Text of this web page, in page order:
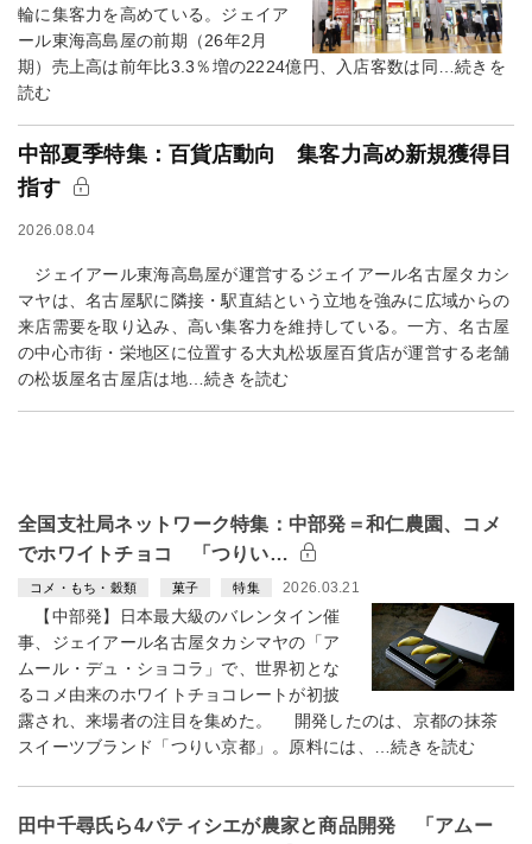
輪に集客力を高めている。ジェイア
ール東海高島屋の前期（26年2月
期）売上高は前年比3.3％増の2224億円、入店客数は同…続きを
読む
中部夏季特集：百貨店動向 集客力高め新規獲得目
指す
2026.08.04
ジェイアール東海高島屋が運営するジェイアール名古屋タカシ
マヤは、名古屋駅に隣接・駅直結という立地を強みに広域からの
来店需要を取り込み、高い集客力を維持している。一方、名古屋
の中心市街・栄地区に位置する大丸松坂屋百貨店が運営する老舗
の松坂屋名古屋店は地…続きを読む
全国支社局ネットワーク特集：中部発＝和仁農園、コメ
でホワイトチョコ 「つりい…
コメ・もち・穀類 菓子 特集 2026.03.21
【中部発】日本最大級のバレンタイン催
事、ジェイアール名古屋タカシマヤの「ア
ムール・デュ・ショコラ」で、世界初とな
るコメ由来のホワイトチョコレートが初披
露され、来場者の注目を集めた。 開発したのは、京都の抹茶
スイーツブランド「つりい京都」。原料には、…続きを読む
田中千尋氏ら4パティシエが農家と商品開発 「アムー